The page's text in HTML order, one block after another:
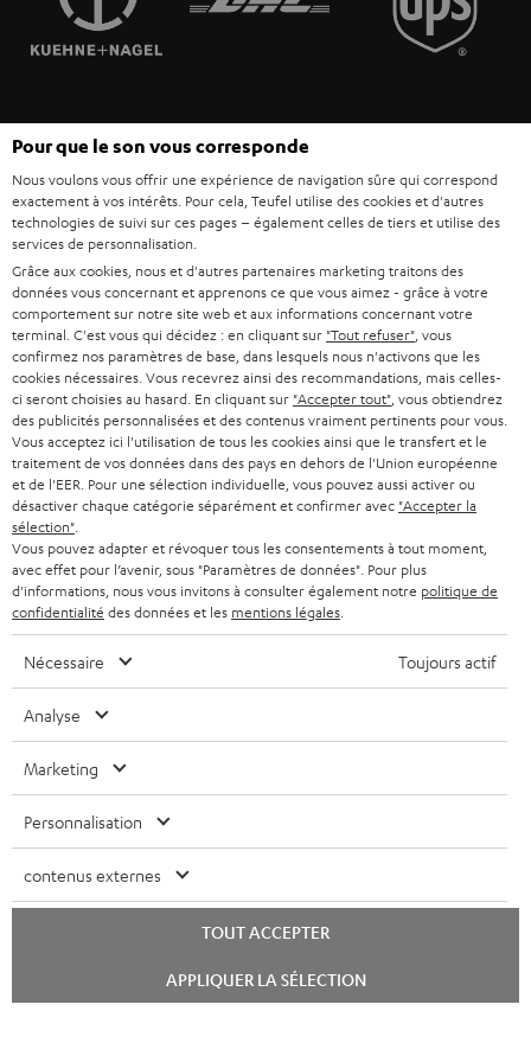
ULTIMA
FANSHOP
NOUVEAUTÉS
MANAGEMENT
VALEURS
ACCESSIBILITÉ
POLOGNE
ITALIE
USA
AUTRES PAYS
erreurs. Les accessoires figurant sur l’image ne font pas partie du contenu de
livraison. D’éventuels frais d’élimination des batteries sont inclus dans le prix.
©2026 Lautsprecher Teufel GmbH - Tous droits réservés.
Mentions légales
Politique de confidentialité
Paramètres de confidentialité
EU Data Act renoncer au contrat ici
chat
Pour que le son vous corresponde
Nous voulons vous offrir une expérience de navigation sûre qui correspond
exactement à vos intérêts. Pour cela, Teufel utilise des cookies et d'autres
technologies de suivi sur ces pages – également celles de tiers et utilise des
services de personnalisation.
Grâce aux cookies, nous et d'autres partenaires marketing traitons des
données vous concernant et apprenons ce que vous aimez - grâce à votre
comportement sur notre site web et aux informations concernant votre
terminal. C'est vous qui décidez : en cliquant sur "Tout refuser" , vous
confirmez nos paramètres de base, dans lesquels nous n'activons que les
cookies nécessaires. Vous recevrez ainsi des recommandations, mais celles-
ci seront choisies au hasard. En cliquant sur "Accepter tout" , vous obtiendrez
des publicités personnalisées et des contenus vraiment pertinents pour vous.
Vous acceptez ici l'utilisation de tous les cookies ainsi que le transfert et le
traitement de vos données dans des pays en dehors de l'Union européenne
et de l'EER. Pour une sélection individuelle, vous pouvez aussi activer ou
désactiver chaque catégorie séparément et confirmer avec "Accepter la
sélection"
Vous pouvez adapter et révoquer tous les consentements à tout moment,
avec effet pour l’avenir, sous "Paramètres de données". Pour plus
d'informations, nous vous invitons à consulter également notre politique de
confidentialité des données et les mentions légales
Nécessaire Toujours actif
Analyse
Marketing
Personnalisation
contenus externes
TOUT ACCEPTER
APPLIQUER LA SÉLECTION